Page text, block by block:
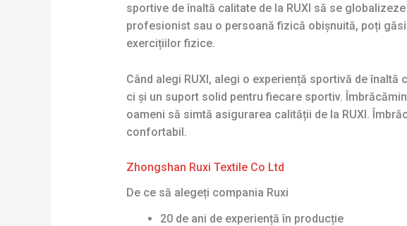
sportive de înaltă calitate de la RUXI să se
profesionist sau o persoană fizică obișnuită, poți
exercițiilor fizice.
Când alegi RUXI, alegi o experiență sportivă de
ci și un suport solid pentru fiecare sportiv.
oameni să simtă asigurarea calității de la RUXI.
confortabil.
Zhongshan Ruxi Textile Co Ltd
De ce să alegeți compania Ruxi
20 de ani de experiență în producție